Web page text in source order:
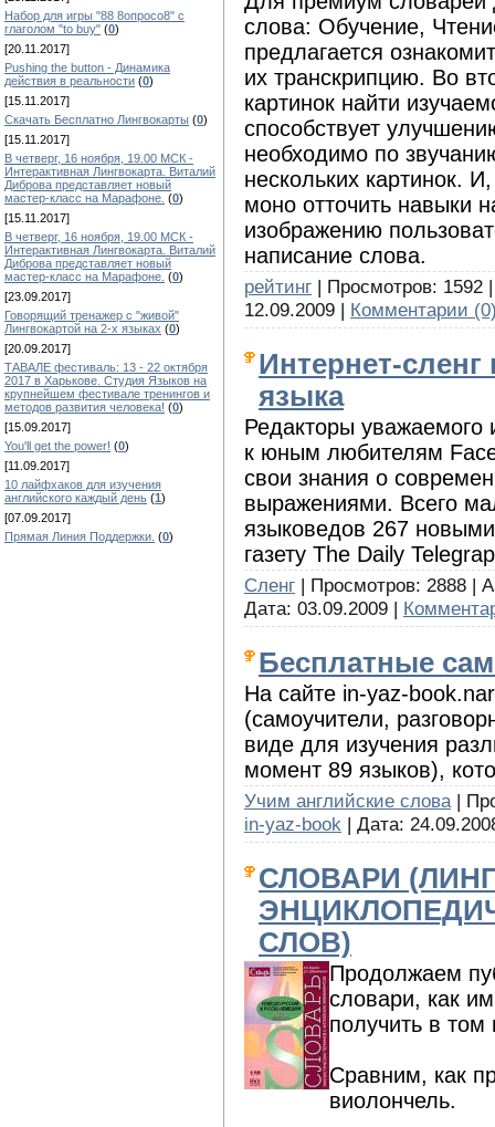
Набор для игры "88 8опросо8" с
глаголом "to buy" (0)
[20.11.2017]
Pushing the button - Динамика
действия в реальности (0)
[15.11.2017]
Скачать Бесплатно Лингвокарты (0)
[15.11.2017]
В четверг, 16 ноября, 19.00 МСК -
Интерактивная Лингвокарта. Виталий
Диброва представляет новый
мастер-класс на Марафоне. (0)
[15.11.2017]
В четверг, 16 ноября, 19.00 МСК -
Интерактивная Лингвокарта. Виталий
Диброва представляет новый
мастер-класс на Марафоне. (0)
[23.09.2017]
Говорящий тренажер с "живой"
Лингвокартой на 2-х языках (0)
[20.09.2017]
ТАВАЛЕ фестиваль: 13 - 22 октября
2017 в Харькове. Студия Языков на
крупнейшем фестивале тренингов и
методов развития человека! (0)
[15.09.2017]
You'll get the power! (0)
[11.09.2017]
10 лайфхаков для изучения
английского каждый день (1)
[07.09.2017]
Прямая Линия Поддержки. (0)
слова: Обучение,
предлагается
их транскрипцию. Во
картинок найти
способствует
необходимо по
нескольких картинок.
моно отточить навыки
изображению
написание слова.
рейтинг | Просмотров: 1592
12.09.2009 | Комментарии
Интернет-сленг
языка
Редакторы уважаемого
к юным любителям
свои знания о
выражениями. Всего
языковедов 267
газету The Daily
Сленг | Просмотров: 2888 |
Дата: 03.09.2009 |
Бесплатные
На сайте in-yaz-
(самоучители,
виде для изучения
момент 89 языков),
Учим английские слова |
in-yaz-book | Дата:
СЛОВАРИ
СЛОВ)
Продолжаем
словари, как
получить в
Сравним, как
виолончель.